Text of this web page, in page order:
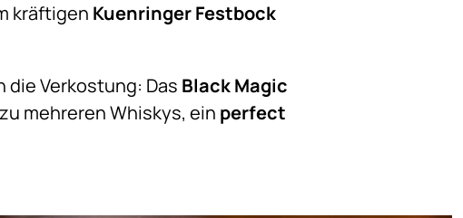
kräftigen Kuenringer Festbock
die Verkostung: Das Black Magic
mehreren Whiskys, ein perfect